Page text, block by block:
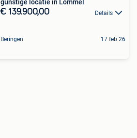
gunstige locatie in Lommel
€ 139.900,00 Details
Beringen 17 feb 26